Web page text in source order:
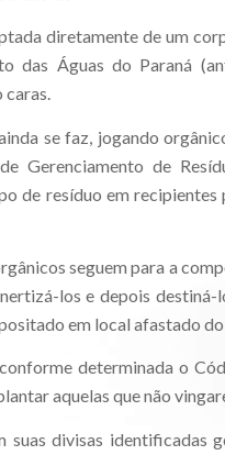
diretamente de um
das Águas do Paraná
caras.
se faz, jogando
Gerenciamento de
de resíduo em recipientes
seguem para a
los e depois
em local afastado
determinada o
aquelas que não
divisas identificadas